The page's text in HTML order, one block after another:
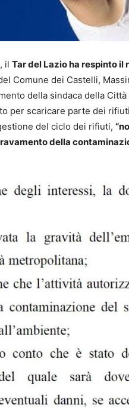
il Tar del Lazio ha respinto
Comune dei Castelli,
della sindaca della Città
per scaricare parte dei
del ciclo dei rifiuti,
della